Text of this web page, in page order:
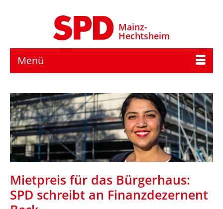
Mainz-
Hechtsheim
Menü
Mietpreis für das Bürgerhaus:
SPD schreibt an Finanzdezernent